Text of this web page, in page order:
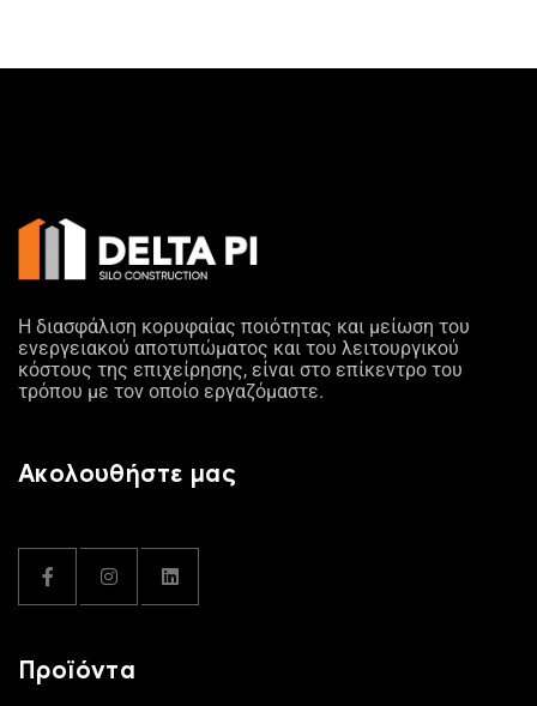
Η διασφάλιση κορυφαίας ποιότητας και μείωση του
ενεργειακού αποτυπώματος και του λειτουργικού
κόστους της επιχείρησης, είναι στο επίκεντρο του
τρόπου με τον οποίο εργαζόμαστε.
Ακολουθήστε μας
Προϊόντα